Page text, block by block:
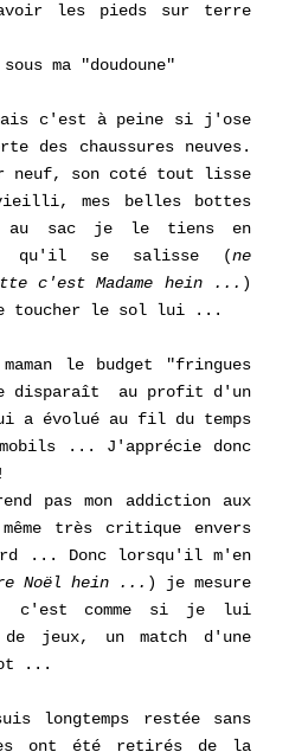
les pieds sur terre
ma "doudoune"
c'est à peine si j'ose
des chaussures neuves.
neuf, son coté tout lisse
mes belles bottes
au sac je le tiens en
qu'il se salisse (ne
c'est Madame hein ... )
toucher le sol lui ...
le budget "fringues
disparaît au profit d'un
a évolué au fil du temps
... J'apprécie donc
pas mon addiction aux
très critique envers
... Donc lorsqu'il m'en
Noël hein ... ) je mesure
comme si je lui
jeux, un match d'une
...
longtemps restée sans
ont été retirés de la